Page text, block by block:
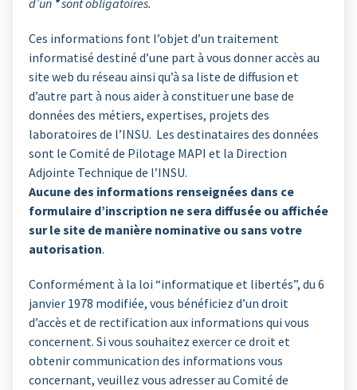
d’un *sont obligatoires.
Ces informations font l’objet d’un traitement
informatisé destiné d’une part à vous donner accès au
site web du réseau ainsi qu’à sa liste de diffusion et
d’autre part à nous aider à constituer une base de
données des métiers, expertises, projets des
laboratoires de l’INSU. Les destinataires des données
sont le Comité de Pilotage MAPI et la Direction
Adjointe Technique de l’INSU.
Aucune des informations renseignées dans ce
formulaire d’inscription ne sera diffusée ou affichée
sur le site de manière nominative ou sans votre
autorisation.
Conformément à la loi “informatique et libertés”, du 6
janvier 1978 modifiée, vous bénéficiez d’un droit
d’accès et de rectification aux informations qui vous
concernent. Si vous souhaitez exercer ce droit et
obtenir communication des informations vous
concernant, veuillez vous adresser au Comité de